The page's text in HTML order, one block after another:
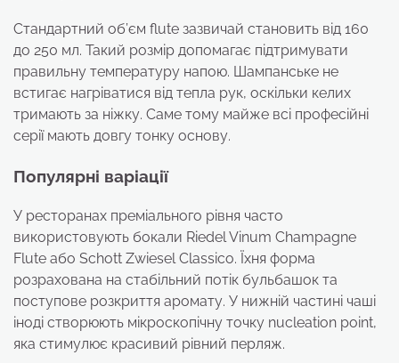
Стандартний об’єм flute зазвичай становить від 160
до 250 мл. Такий розмір допомагає підтримувати
правильну температуру напою. Шампанське не
встигає нагріватися від тепла рук, оскільки келих
тримають за ніжку. Саме тому майже всі професійні
серії мають довгу тонку основу.
Популярні варіації
У ресторанах преміального рівня часто
використовують бокали Riedel Vinum Champagne
Flute або Schott Zwiesel Classico. Їхня форма
розрахована на стабільний потік бульбашок та
поступове розкриття аромату. У нижній частині чаші
іноді створюють мікроскопічну точку nucleation point,
яка стимулює красивий рівний перляж.